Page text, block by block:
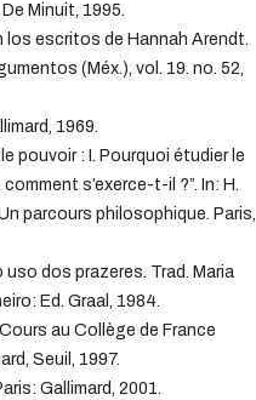
Minuit, 1995.
los escritos de Hannah Arendt.
(Méx.), vol. 19. no. 52,
1969.
pouvoir : I. Pourquoi étudier le
s’exerce-t-il ?”. In: H.
parcours philosophique. Paris,
uso dos prazeres. Trad. Maria
Ed. Graal, 1984.
au Collège de France
Seuil, 1997.
Gallimard, 2001.